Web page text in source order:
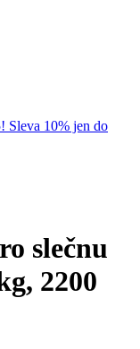
Sleva 10% jen do
slečnu
2200